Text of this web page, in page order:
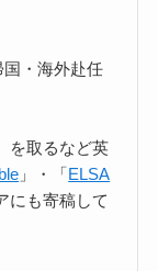
・海外赴任
を取るなど英
」・「ELSA
にも寄稿して